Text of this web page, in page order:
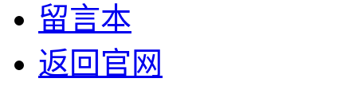
留言本
返回官网